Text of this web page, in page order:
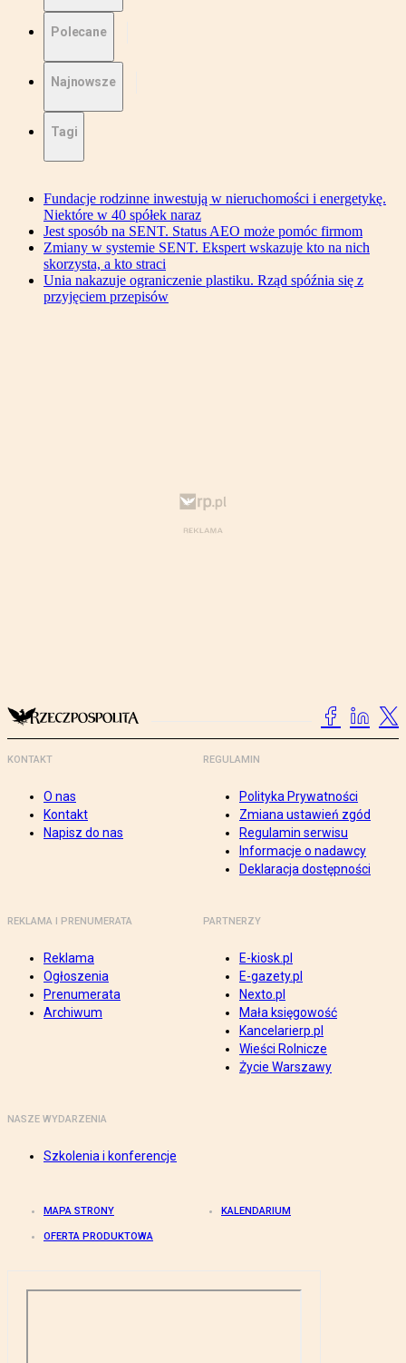
Polecane
Najnowsze
Tagi
Fundacje rodzinne inwestują w nieruchomości i energetykę.
Niektóre w 40 spółek naraz
Jest sposób na SENT. Status AEO może pomóc firmom
Zmiany w systemie SENT. Ekspert wskazuje kto na nich
skorzysta, a kto straci
Unia nakazuje ograniczenie plastiku. Rząd spóźnia się z
przyjęciem przepisów
KONTAKT
O nas
Kontakt
Napisz do nas
REGULAMIN
Polityka Prywatności
Zmiana ustawień zgód
Regulamin serwisu
Informacje o nadawcy
Deklaracja dostępności
REKLAMA I PRENUMERATA
Reklama
Ogłoszenia
Prenumerata
Archiwum
PARTNERZY
E-kiosk.pl
E-gazety.pl
Nexto.pl
Mała księgowość
Kancelarierp.pl
Wieści Rolnicze
Życie Warszawy
NASZE WYDARZENIA
Szkolenia i konferencje
MAPA STRONY KALENDARIUM
OFERTA PRODUKTOWA